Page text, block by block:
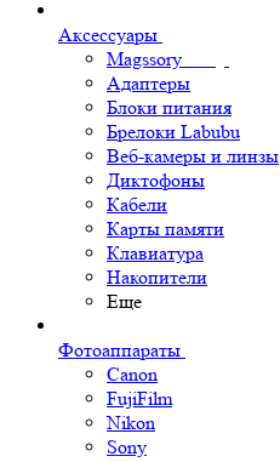
Аксессуары
Magssory
Адаптеры
Блоки питания
Брелоки Labubu
Веб-камеры и линзы
Диктофоны
Кабели
Карты памяти
Клавиатура
Накопители
Еще
Фотоаппараты
Canon
FujiFilm
Nikon
Sony